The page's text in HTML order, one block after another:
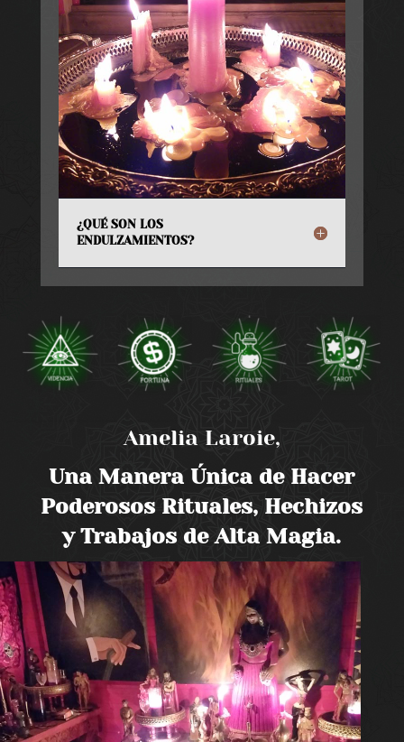
¿QUÉ SON LOS
ENDULZAMIENTOS?
Amelia Laroie,
Una Manera Única de Hacer
Poderosos Rituales, Hechizos
y Trabajos de Alta Magia.